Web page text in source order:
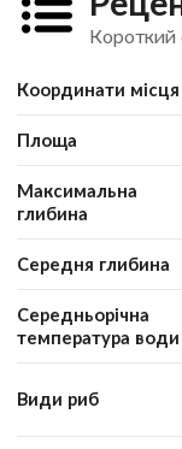
Короткий
Координати місця
Площа
Максимальна
глибина
Середня глибина
Середньорічна
температура води
Види риб